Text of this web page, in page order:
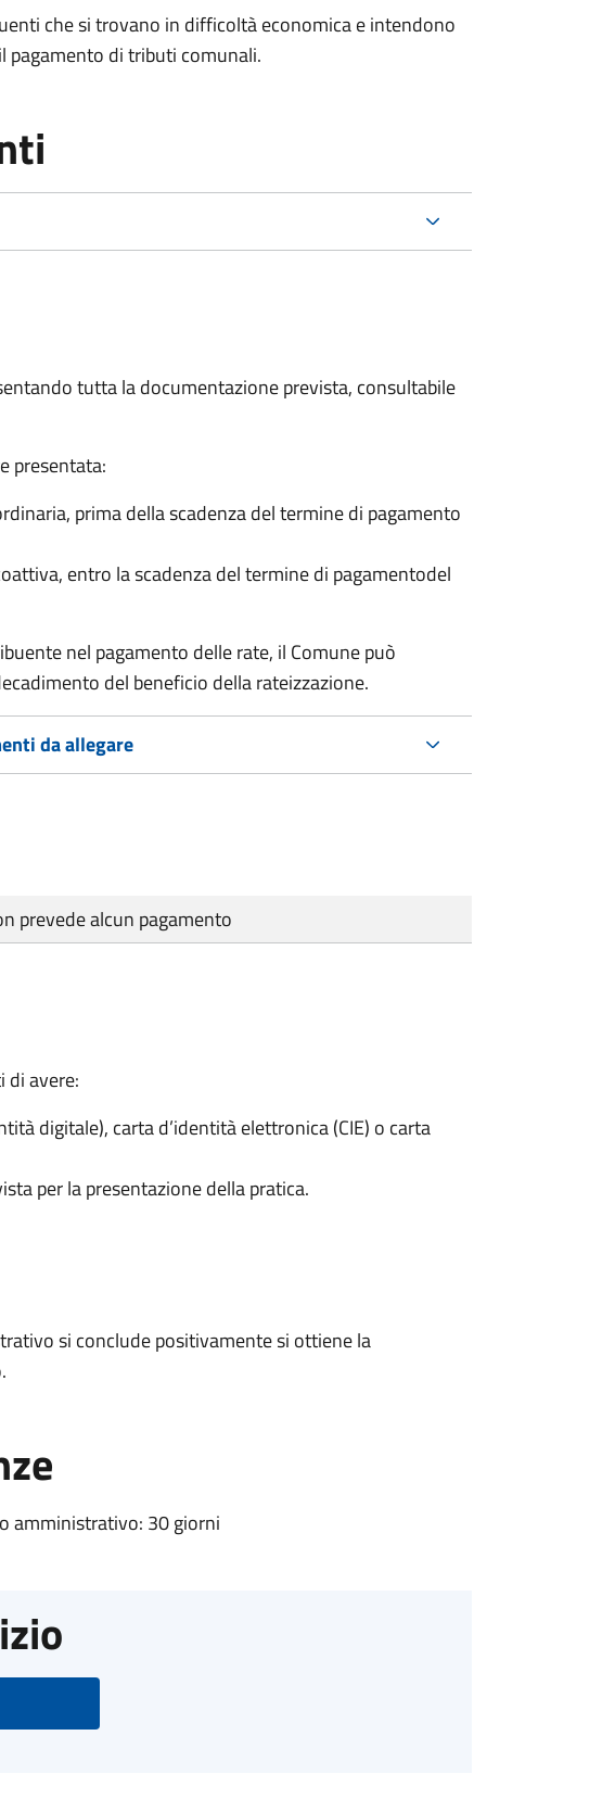
che si trovano in difficoltà economica e intendono
pagamento di tributi comunali.
tutta la documentazione prevista, consultabile
presentata:
prima della scadenza del termine di pagamento
entro la scadenza del termine di pagamentodel
nel pagamento delle rate, il Comune può
del beneficio della rateizzazione.
da allegare
prevede alcun pagamento
di avere:
digitale), carta d’identità elettronica (CIE) o carta
per la presentazione della pratica.
si conclude positivamente si ottiene la
amministrativo: 30 giorni